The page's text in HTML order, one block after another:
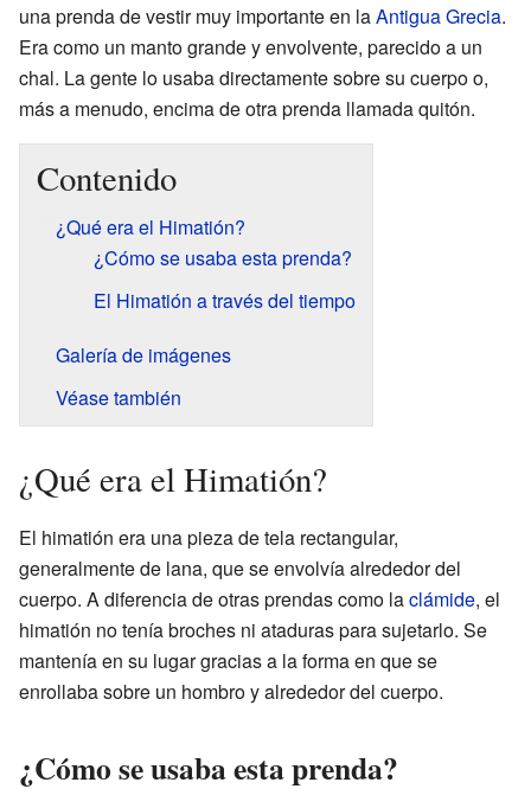
una prenda de vestir muy importante en laAntigua Grecia.
Era como un manto grande y envolvente, parecido a un
chal. La gente lo usaba directamente sobre su cuerpo o,
más a menudo, encima de otra prenda llamada quitón.
Contenido
¿Qué era el Himatión?
¿Cómo se usaba esta prenda?
El Himatión a través del tiempo
Galería de imágenes
Véase también
¿Qué era el Himatión?
El himatión era una pieza de tela rectangular,
generalmente de lana, que se envolvía alrededor del
cuerpo. A diferencia de otras prendas como laclámide, el
himatión no tenía broches ni ataduras para sujetarlo. Se
mantenía en su lugar gracias a la forma en que se
enrollaba sobre un hombro y alrededor del cuerpo.
¿Cómo se usaba esta prenda?